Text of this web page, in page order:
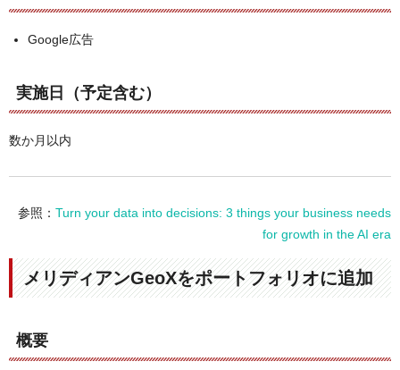
Google広告
実施日（予定含む）
数か月以内
参照： Turn your data into decisions: 3 things your business needs
for growth in the AI era
メリディアンGeoXをポートフォリオに追加
概要